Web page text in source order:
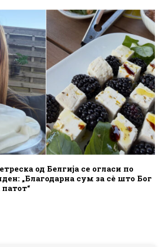
од Белгија се огласи по
„Благодарна сум за сè што Бог